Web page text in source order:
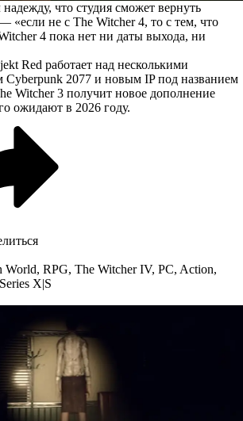
что студия сможет вернуть
«если не с The Witcher 4, то с тем, что
4 пока нет ни даты выхода, ни
Red работает над несколькими
Cyberpunk 2077 и новым IP под названием
Witcher 3 получит новое дополнение
ожидают в 2026 году.
World, RPG, The Witcher IV, PC, Action,
X|S